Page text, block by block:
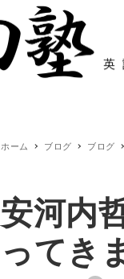
ホーム ブログ ブログ
安河内
ってき